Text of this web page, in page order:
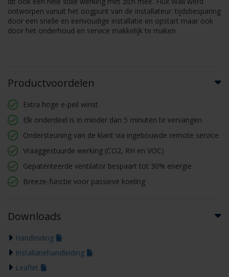
ontworpen vanuit het oogpunt van de installateur: tijdsbesparing
door een snelle en eenvoudige installatie en opstart maar ook
door het onderhoud en service makkelijk te maken
Productvoordelen
Extra hoge e-peil winst
Elk onderdeel is in minder dan 5 minuten te vervangen
Ondersteuning van de klant via ingebouwde remote service
Vraaggestuurde werking (CO2, RH en VOC)
Gepatenteerde ventilator bespaart tot 30% energie
Breeze-functie voor passieve koeling
Downloads
Handleiding
Installatiehandleiding
Leaflet